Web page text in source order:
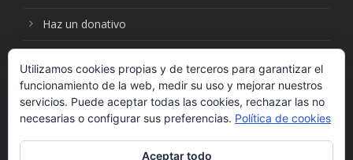
Haz un donativo
Síguenos en:
Utilizamos cookies propias y de terceros para garantizar el
funcionamiento de la web, medir su uso y mejorar nuestros
servicios. Puede aceptar todas las cookies, rechazar las no
necesarias o configurar sus preferencias. Política de cookies
Aceptar todo